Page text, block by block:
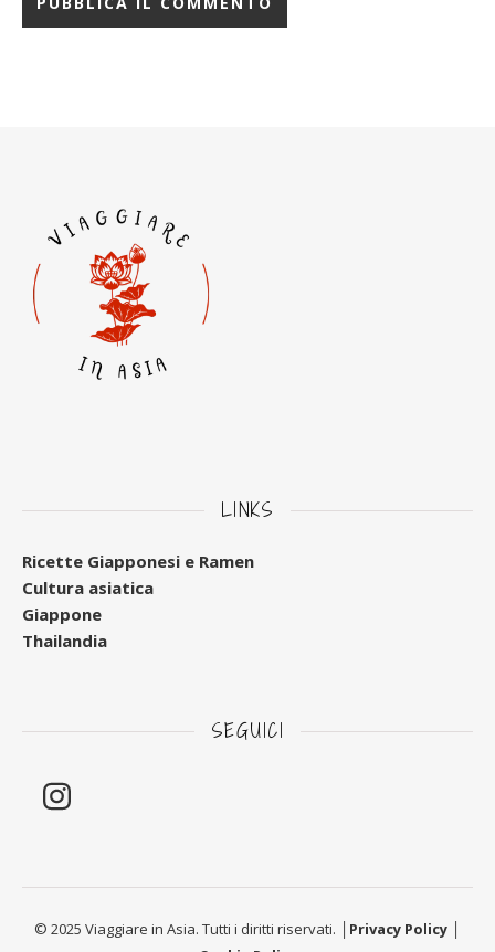
LINKS
Ricette Giapponesi e Ramen
Cultura asiatica
Giappone
Thailandia
SEGUICI
© 2025 Viaggiare in Asia. Tutti i diritti riservati. │ Privacy Policy